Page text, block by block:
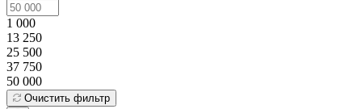
1 000
13 250
25 500
37 750
50 000
Очистить фильтр